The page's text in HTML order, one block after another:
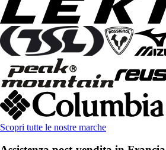
Scopri tutte le nostre marche